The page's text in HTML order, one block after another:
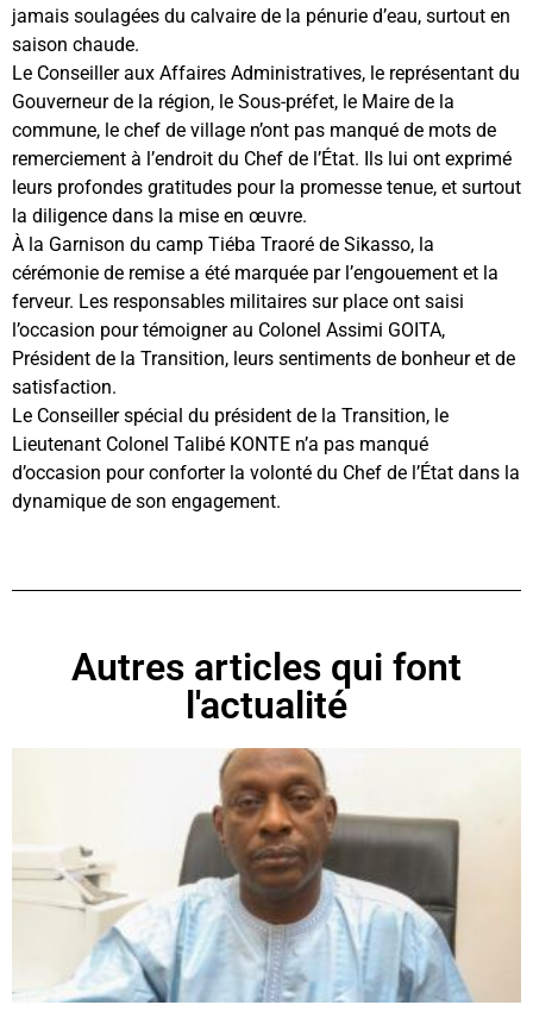
jamais soulagées du calvaire de la pénurie d’eau, surtout en
saison chaude.
Le Conseiller aux Affaires Administratives, le représentant du
Gouverneur de la région, le Sous-préfet, le Maire de la
commune, le chef de village n’ont pas manqué de mots de
remerciement à l’endroit du Chef de l’État. Ils lui ont exprimé
leurs profondes gratitudes pour la promesse tenue, et surtout
la diligence dans la mise en œuvre.
À la Garnison du camp Tiéba Traoré de Sikasso, la
cérémonie de remise a été marquée par l’engouement et la
ferveur. Les responsables militaires sur place ont saisi
l’occasion pour témoigner au Colonel Assimi GOITA,
Président de la Transition, leurs sentiments de bonheur et de
satisfaction.
Le Conseiller spécial du président de la Transition, le
Lieutenant Colonel Talibé KONTE n’a pas manqué
d’occasion pour conforter la volonté du Chef de l’État dans la
dynamique de son engagement.
Autres articles qui font
l'actualité